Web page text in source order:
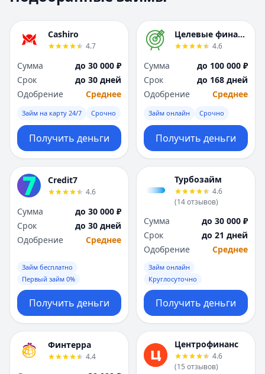
Н
Набережные Челны
Новокузнецк
Новосибирск
О
Омск
Оренбург
П
Пенза
Пермь
Р
Ростов-на-Дону
Рязань
Самара
Санкт-Петербург
Саратов
Севастополь
Сургут
Т
Тверь
Тольятти
Томск
Н
Набережные
Новокузнецк
Новосибирск
О
Омск
Оренбург
П
Пенза
Пермь
Р
Ростов-на-Дону
Рязань
Самара
Санкт-Петербург
Саратов
Севастополь
Сургут
Т
Тверь
Тольятти
Томск
Cashiro
4.7
Сумма
до 30 000 ₽
Срок
до 30 дней
Одобрение
Среднее
Займ на карту 24/7 Срочно
Получить деньги
Целевые финансы
4.6
Сумма
до 100 000 ₽
Срок
до 168 дней
Одобрение
Среднее
Займ онлайн Срочно
Получить деньги
Credit7
4.6
Сумма
до 30 000 ₽
Срок
до 30 дней
Одобрение
Среднее
Займ бесплатно
Первый займ 0%
Получить деньги
Турбозайм
4.6
(14отзывов)
Сумма
до 30 000 ₽
Срок
до 21 дней
Одобрение
Среднее
Займ онлайн
Круглосуточно
Получить деньги
Финтерра
4.4
Центрофинанс
4.6
(15 отзывов)